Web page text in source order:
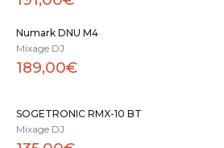
Numark DNU M4
Mixage DJ
189,00€
SOGETRONIC RMX-10 BT
Mixage DJ